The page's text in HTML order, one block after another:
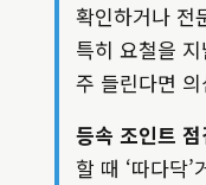
확인하거나 전
특히 요철을
주 들린다면
등속 조인트
할 때 ‘따다닥